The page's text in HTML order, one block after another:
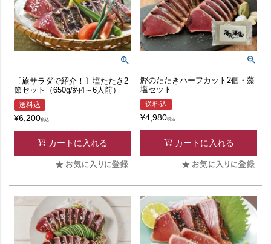
〔旅サラダで紹介！〕塩たたき2
節セット（650g/約4～6人前）
送料込
¥6,200税込
カートに入れる
鰹のたたきハーフカット2個・藻
塩セット
送料込
¥4,980税込
カートに入れる